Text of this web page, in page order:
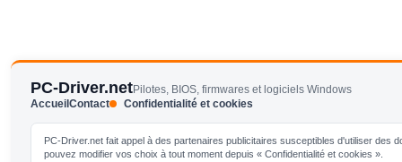
PC-Driver.netPilotes, BIOS, firmwares et logiciels Windows
AccueilContact Confidentialité et cookies
PC-Driver.net fait appel à des partenaires publicitaires susceptibles d'utiliser
pouvez modifier vos choix à tout moment depuis « Confidentialité et cookies ».